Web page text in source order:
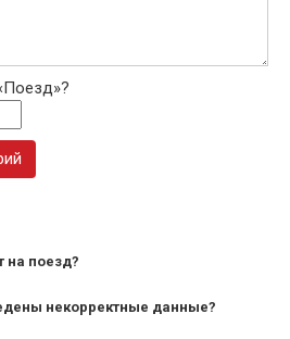
на поезд?
некорректные данные?